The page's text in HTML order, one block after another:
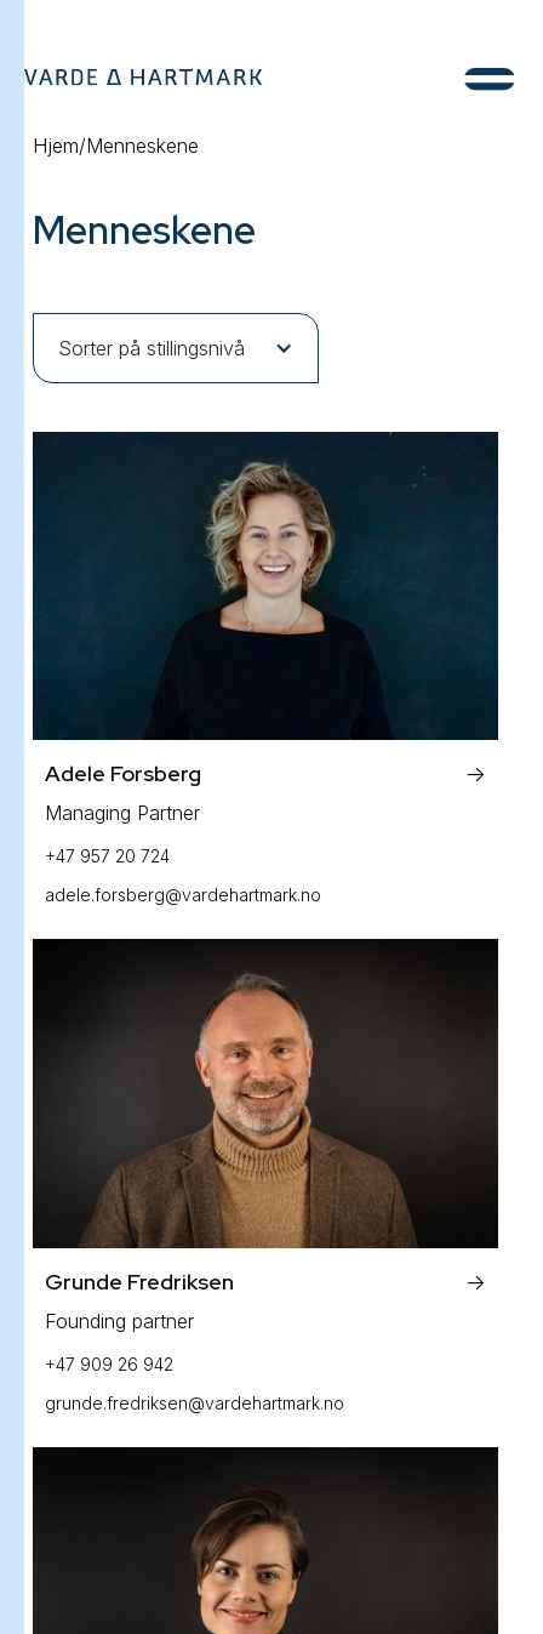
Hjem/Menneskene
Menneskene
Sorter på stillingsnivå
Adele Forsberg
Managing Partner
->
+47 957 20 724
adele.forsberg@vardehartmark.no
Grunde Fredriksen
Founding partner
->
+47 909 26 942
grunde.fredriksen@vardehartmark.no